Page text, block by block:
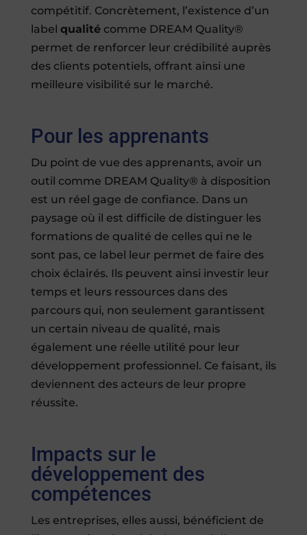
compétitif. Concrètement, l’existence d’un
label qualitécomme DREAM Quality®
permet de renforcer leur crédibilité auprès
des clients potentiels, offrant ainsi une
meilleure visibilité sur le marché.
Pour les apprenants
Du point de vue des apprenants, avoir un
outil comme DREAM Quality® à disposition
est un réel gage de confiance. Dans un
paysage où il est difficile de distinguer les
formations de qualité de celles qui ne le
sont pas, ce label leur permet de faire des
choix éclairés. Ils peuvent ainsi investir leur
temps et leurs ressources dans des
parcours qui, non seulement garantissent
un certain niveau de qualité, mais
également une réelle utilité pour leur
développement professionnel. Ce faisant, ils
deviennent des acteurs de leur propre
réussite.
Impacts sur le
développement des
compétences
Les entreprises, elles aussi, bénéficient de